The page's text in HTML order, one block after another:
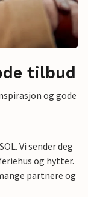
tilbud
og gode
Vi sender deg
og hytter.
partnere og